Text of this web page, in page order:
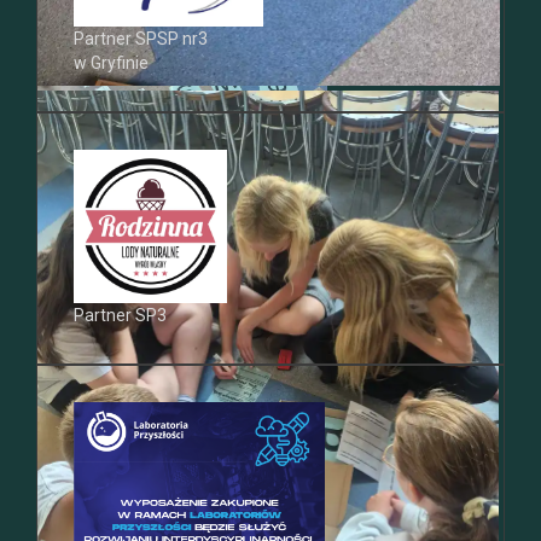
Partner SPSP nr3
w Gryfinie
Partner SP3